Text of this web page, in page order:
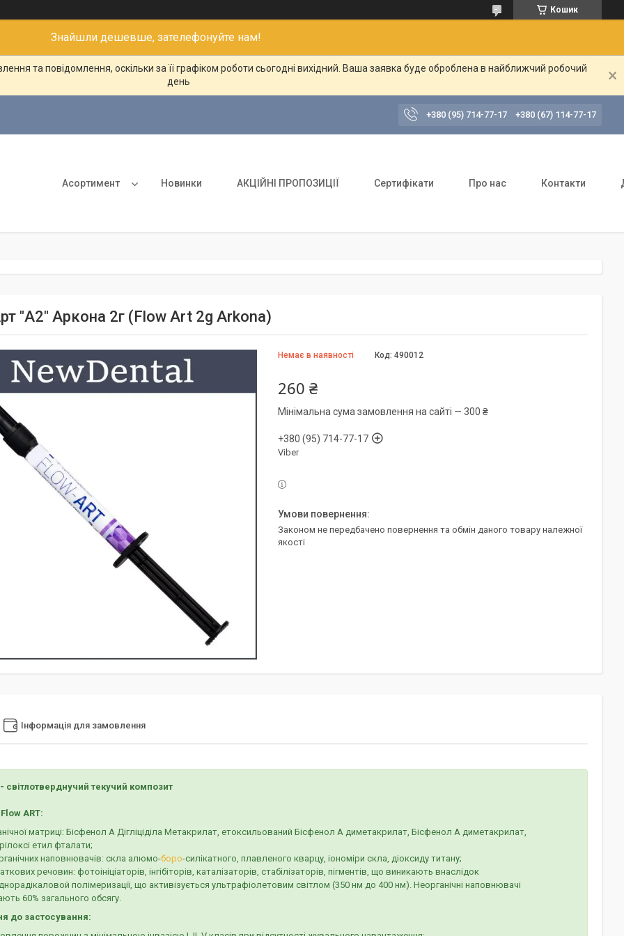
Кошик
Знайшли дешевше, зателефонуйте нам!
та повідомлення, оскільки за її графіком роботи сьогодні вихідний. Ваша заявка буде оброблена в найближчий робочий
день
+380 (95) 714-77-17 +380 (67) 114-77-17
Асортимент Новинки АКЦІЙНІ ПРОПОЗИЦІЇ Сертифікати Про нас Контакти
"А2" Аркона 2г (Flow Art 2g Arkona)
Немає в наявності Код: 490012
260 ₴
Мінімальна сума замовлення на сайті — 300 ₴
+380 (95) 714-77-17
Viber
Законом не передбачено повернення та обмін даного товару належної
якості
Інформація для замовлення
світлотверднучий текучий композит
ART:
матриці: Бісфенол А Дігліціділа Метакрилат, етоксильований Бісфенол А диметакрилат, Бісфенол А диметакрилат,
етил фталати;
наповнювачів: скла алюмо-боро-силікатного, плавленого кварцу, іономіри скла, діоксиду титану;
речовин: фотоініціаторів, інгібіторів, каталізаторів, стабілізаторів, пігментів, що виникають внаслідок
полімеризації, що активізується ультрафіолетовим світлом (350 нм до 400 нм). Неорганічні наповнювачі
60% загального обсягу.
до застосування: